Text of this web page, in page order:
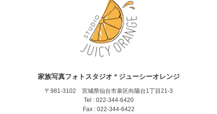
家族写真フォトスタジオ * ジューシーオレンジ
〒981-3102 宮城県仙台市泉区向陽台1丁目21-3
Tel : 022-344-6420
Fax : 022-344-6422